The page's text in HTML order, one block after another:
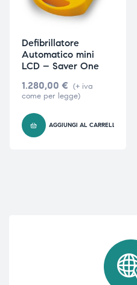
Defibrillatore
Automatico mini
LCD – Saver One
1.280,00 € (+ iva
come per legge)
AGGIUNGI AL CARRELLO